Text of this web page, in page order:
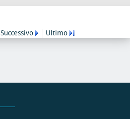
Successivo Ultimo